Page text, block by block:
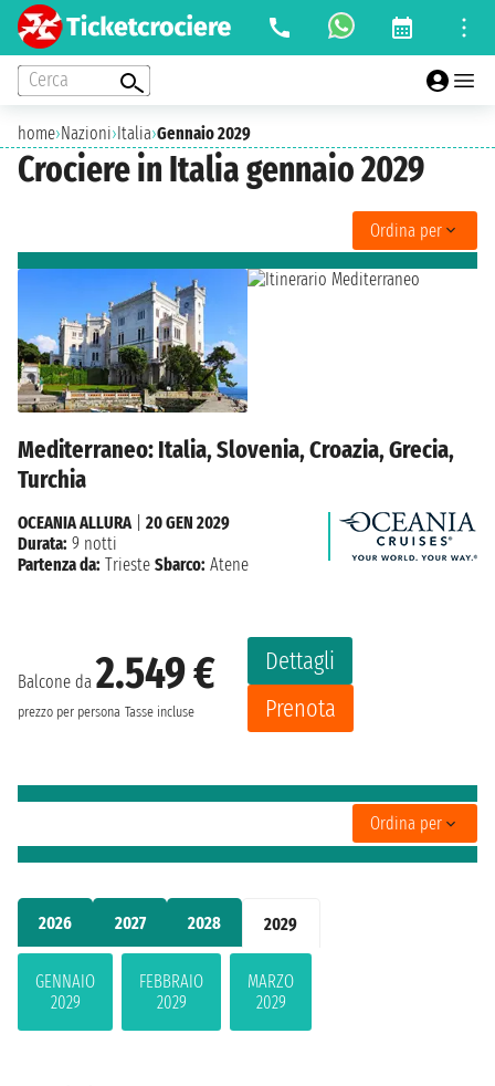
Cerca
home›Nazioni›Italia›Gennaio 2029
Crociere in Italia gennaio 2029
2026 2027 2028 2029
GENNAIO
2029
FEBBRAIO
2029
MARZO
2029
Ordina per
Mediterraneo: Italia, Slovenia, Croazia, Grecia,
Turchia
Balcone da 2.549 €
prezzo per persona Tasse incluse
Dettagli
Prenota
OCEANIA ALLURA
20 GEN 2029
Durata: 9 notti
Partenza da: Trieste Sbarco: Atene
Ordina per